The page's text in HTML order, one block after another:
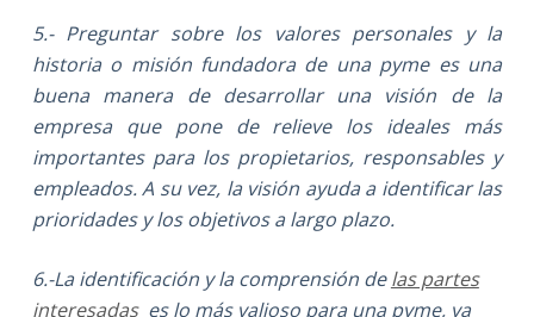
5.- Preguntar sobre los valores personales y la
historia o misión fundadora de una pyme es una
buena manera de desarrollar una visión de la
empresa que pone de relieve los ideales más
importantes para los propietarios, responsables y
empleados. A su vez, la visión ayuda a identificar las
prioridades y los objetivos a largo plazo.
6.-La identificación y la comprensión delas partes
interesadas es lo más valioso para una pyme, ya